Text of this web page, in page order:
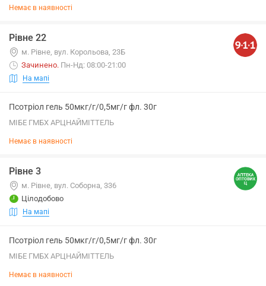
Немає в наявності
Рівне 22
м. Рівне, вул. Корольова, 23Б
Зачинено. Пн-Нд: 08:00-21:00
На мапі
Псотріол гель 50мкг/г/0,5мг/г фл. 30г
МІБЕ ГМБХ АРЦНАЙМІТТЕЛЬ
Немає в наявності
Рівне 3
м. Рівне, вул. Соборна, 336
Цілодобово
На мапі
Псотріол гель 50мкг/г/0,5мг/г фл. 30г
МІБЕ ГМБХ АРЦНАЙМІТТЕЛЬ
Немає в наявності